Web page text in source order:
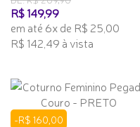
R$ 149,99
em até 6x de R$ 25,00
R$ 142,49 à vista
-R$ 160,00